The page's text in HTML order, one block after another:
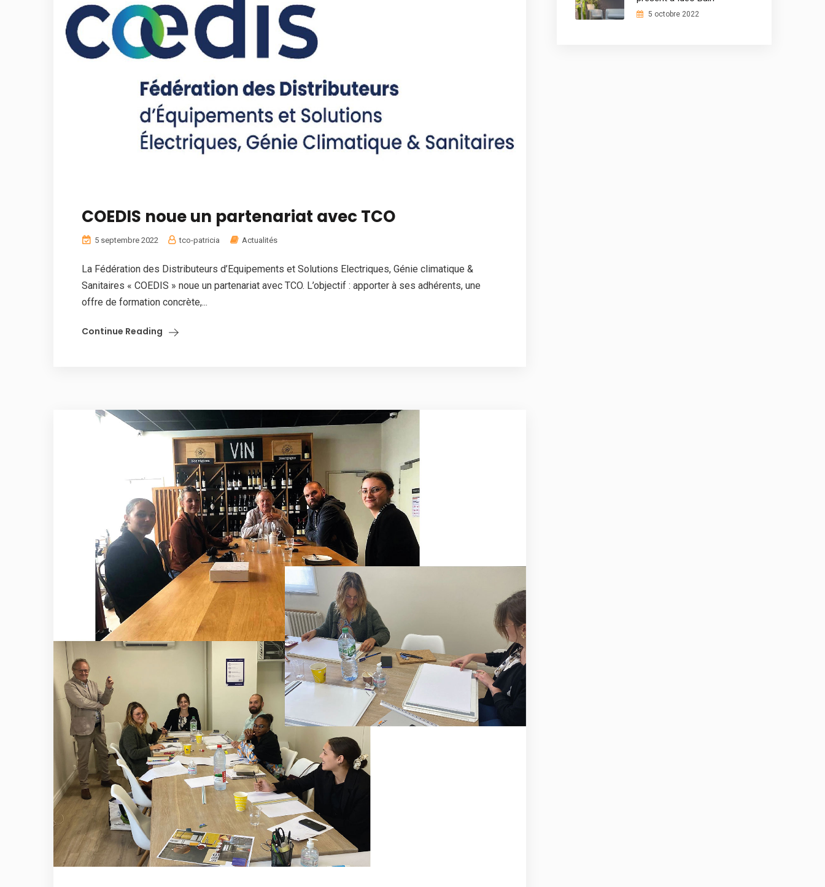
COEDIS noue un partenariat avec TCO
5 septembre 2022 tco-patricia Actualités
La Fédération des Distributeurs d’Equipements et Solutions Electriques, Génie climatique &
Sanitaires « COEDIS » noue un partenariat avec TCO. L’objectif : apporter à ses adhérents, une
offre de formation concrète,...
Continue Reading
5 octobre 2022